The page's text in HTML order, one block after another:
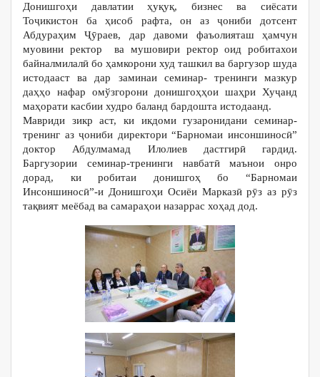
Донишгоҳи давлатии ҳуқуқ, бизнес ва сиёсати
Тоҷикистон ба ҳисоб рафта, он аз ҷониби дотсент
Абдураҳим Ҷӯраев, дар давоми фаъолияташ ҳамчун
муовини ректор ва мушовири ректор оид робитахои
байналмилалӣ бо ҳамкорони худ ташкил ва баргузор шуда
истодааст ва дар заминаи семинар- тренинги мазкур
даҳҳо нафар омўзгорони донишгоҳҳои шаҳри Хуҷанд
маҳорати касбии худро баланд бардошта истодаанд.
Мавриди зикр аст, ки икдоми гузаронидани семинар-
тренинг аз ҷониби директори “Барномаи инсоншиносӣ”
доктор Абдулмамад Илолиев дастгирӣ гардид.
Баргузории семинар-тренинги навбатӣ маънои онро
дорад, ки робитаи донишгоҳ бо “Барномаи
Инсоншиносӣ”-и Донишгоҳи Осиёи Марказӣ рӯз аз рӯз
тақвият меёбад ва самараҳои назаррас хоҳад дод.